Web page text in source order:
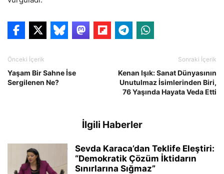
Önceki İçerik
Yaşam Bir Sahne İse
Sergilenen Ne?
Sonraki İçerik
Kenan Işık: Sanat Dünyasının
Unutulmaz İsimlerinden Biri,
76 Yaşında Hayata Veda Etti
İlgili Haberler
Sevda Karaca’dan Teklife Eleştiri:
“Demokratik Çözüm İktidarın
Sınırlarına Sığmaz”